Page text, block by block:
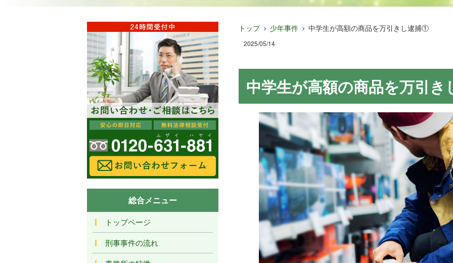
トップ 少年事件 中学生が高額の商品を万引きし逮捕①
2025/05/14
中学生が高額の商品を万引
総合メニュー
トップページ
刑事事件の流れ